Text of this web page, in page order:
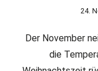
24.
Der November
die